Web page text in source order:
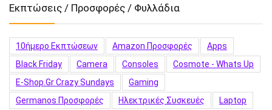
Εκπτώσεις / Προσφορές / Φυλλάδια
10ήμερο Εκπτώσεων Amazon Προσφορές
Apps
Black Friday
Camera Consoles
Cosmote - Whats Up
E-Shop.gr Crazy Sundays
Gaming
Germanos Προσφορές
Hλεκτρικές Συσκευές
Laptop